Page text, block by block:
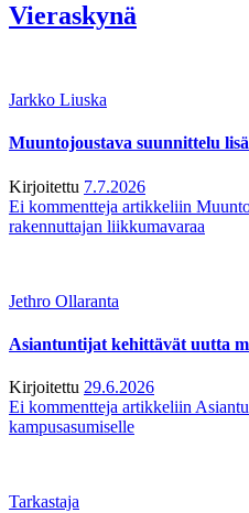
Vieraskynä
Jarkko Liuska
Muuntojoustava suunnittelu
Kirjoitettu 7.7.2026
Ei kommentteja artikkeliin
rakennuttajan liikkumavaraa
Jethro Ollaranta
Asiantuntijat kehittävät uutta
Kirjoitettu 29.6.2026
Ei kommentteja artikkeliin
kampusasumiselle
Tarkastaja